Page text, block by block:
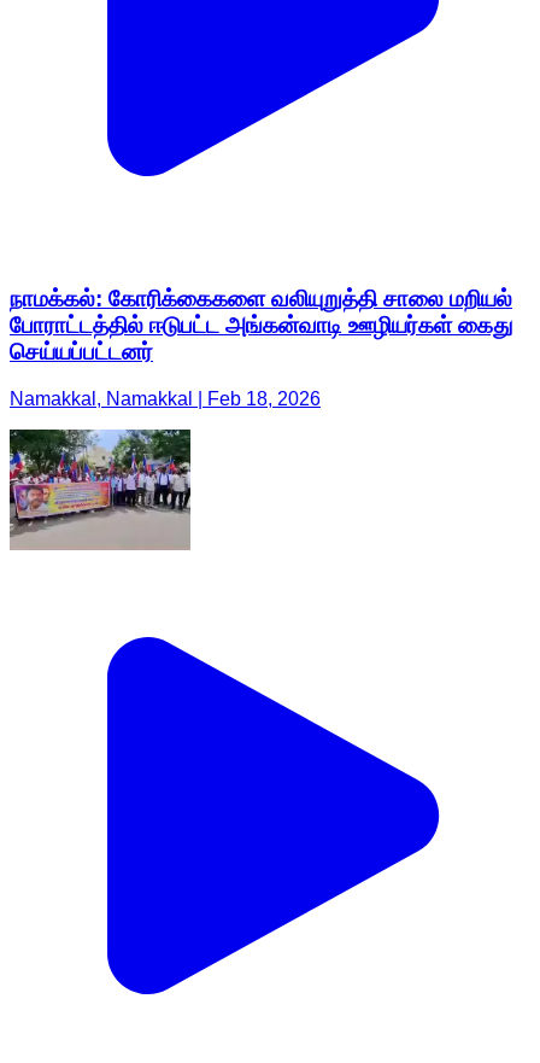
நாமக்கல்: கோரிக்கைகளை வலியுறுத்தி சாலை மறியல்
போராட்டத்தில் ஈடுபட்ட அங்கன்வாடி ஊழியர்கள் கைது
செய்யப்பட்டனர்
Namakkal, Namakkal | Feb 18, 2026